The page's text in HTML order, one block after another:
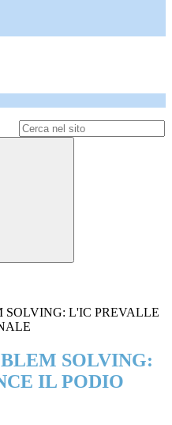
L'IC PREVALLE
SOLVING:
IL PODIO